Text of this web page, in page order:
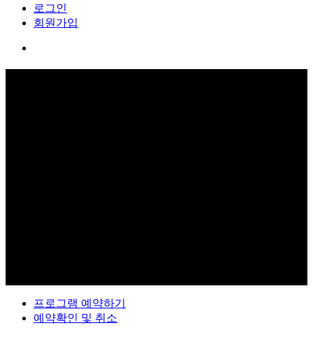
로그인
회원가입
프로그램 예약하기
예약확인 및 취소